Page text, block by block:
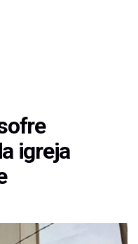
igreja